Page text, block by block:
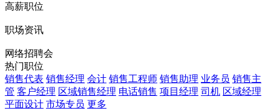
高薪职位
职场资讯
网络招聘会
热门职位
销售代表 销售经理 会计 销售工程师 销售助理 业务员 销售主
管 客户经理 区域销售经理 电话销售 项目经理 司机 区域经理
平面设计 市场专员 更多